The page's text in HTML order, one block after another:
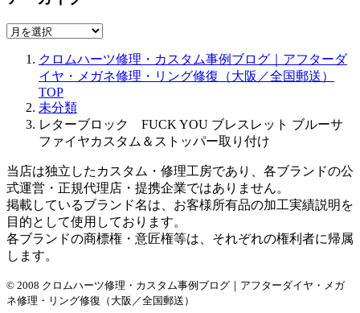
ア
クロムハーツ修理・カスタム事例ブログ｜アフターダ
イヤ・メガネ修理・リング修復（大阪／全国郵送）
TOP
未分類
レターブロック FUCK YOU ブレスレット ブルーサ
ファイヤカスタム＆ストッパー取り付け
当店は独立したカスタム・修理工房であり、各ブランドの公
式運営・正規代理店・提携企業ではありません。
掲載しているブランド名は、お客様所有品の加工実績説明を
目的として使用しております。
各ブランドの商標権・意匠権等は、それぞれの権利者に帰属
します。
© 2008 クロムハーツ修理・カスタム事例ブログ｜アフターダイヤ・メガ
ネ修理・リング修復（大阪／全国郵送）